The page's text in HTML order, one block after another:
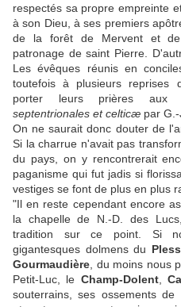
respectés sa propre empreinte
à son Dieu, à ses premiers
de la forêt de Mervent et
patronage de saint Pierre.
Les évêques réunis en
toutefois à plusieurs reprises
porter leurs prières aux
septentrionales et celticæ par
On ne saurait donc douter de
Si la charrue n'avait pas
du pays, on y rencontrerait
paganisme qui fut jadis si
vestiges se font de plus en plus
"Il en reste cependant encore
la chapelle de N.-D. des
tradition sur ce point. Si
gigantesques dolmens du
Gourmaudière , du moins nous
Petit-Luc, le Champ-Dolent,
souterrains, ses ossements de